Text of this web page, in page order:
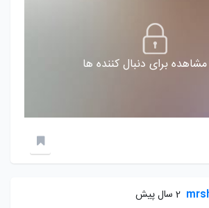
برای دنبال کننده ها
2 سال پیش